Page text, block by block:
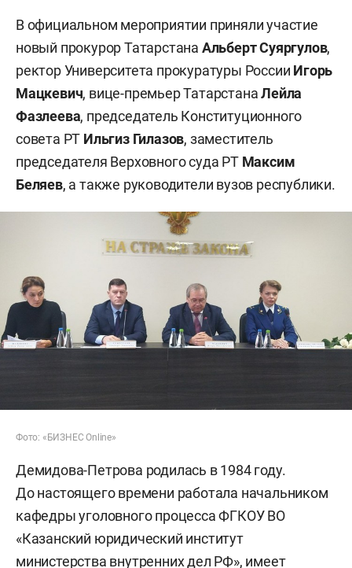
В официальном мероприятии приняли участие
новый прокурор Татарстана Альберт Суяргулов,
ректор Университета прокуратуры России Игорь
Мацкевич, вице-премьер ТатарстанаЛейла
Фазлеева, председатель Конституционного
совета РТ Ильгиз Гилазов, заместитель
председателя Верховного суда РТ Максим
Беляев, а также руководители вузов республики.
Фото: «БИЗНЕС Online»
Демидова-Петрова родилась в 1984 году.
До настоящего времени работала начальником
кафедры уголовного процесса ФГКОУ ВО
«Казанский юридический институт
министерства внутренних дел РФ», имеет